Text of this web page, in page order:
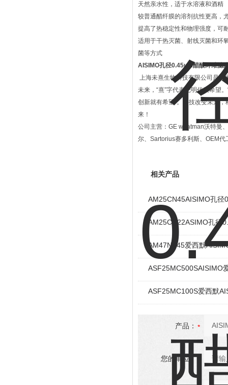
天然亲水性，适于水溶液和酒精
较普通醋纤膜的溶剂抗性更高，
提高了热稳定性和物理强度，可
适用于干热灭菌、射线灭菌和环
菌等方式
AISIMO孔径0.45um醋酸纤维滤
上海未熹生物科技有限公司是一
未来，“熹”字代表光明代表希望
创新就有希望”。科技改变未来
来！
公司主营：GE whatman沃特曼
尔、Sartorius赛多利斯、OEM
相关产品
AM25CN45AISIMO孔径
AM25CN22ASIMO孔径
AM47NY45爱西默
ASF25MC500SAISIMO
ASF25MC100S爱西默
产品：
您的单位：